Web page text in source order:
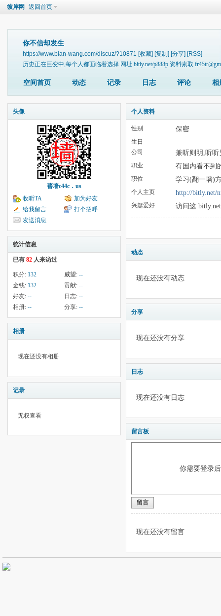
彼岸网 返回首页
你不信却发生
https://www.bian-wang.com/discuz/?10871 [收藏] [复制] [分享] [RSS]
历史正在巨变中,每个人都面临着选择 网址 bitly.net/p888p 资料索取
空间首页 动态 记录 日志 评论 相
头像
蕃墙c44c．us
收听TA
加为好友
给我留言
打个招呼
发送消息
统计信息
已有 82 人来访过
积分: 132 威望: --
金钱: 132 贡献: --
好友: -- 日志: --
相册: -- 分享: --
相册
现在还没有相册
记录
无权查看
个人资料
性别 保密
生日
公司
兼听则明,听
职业 有国内看不到
职位 学习(翻一墙)
个人主页 http://bitly.net/
兴趣爱好 访问这
动态
现在还没有动态
分享
现在还没有分享
日志
现在还没有日志
留言板
你需要登录
留言
现在还没有留言